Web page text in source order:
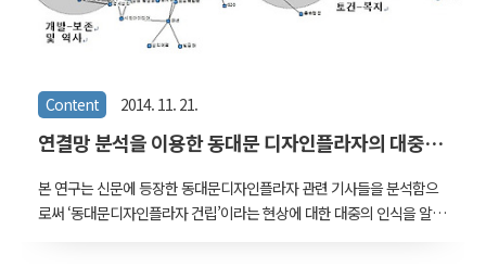
Content 2014. 11. 21.
연결망 분석을 이용한 동대문 디자인플라자의 대중
본 연구는 신문에 등장한 동대문디자인플라자 관련 기사들을 분석함으
로써 ‘동대문디자인플라자 건립’이라는 현상에 대한 대중의 인식을 알